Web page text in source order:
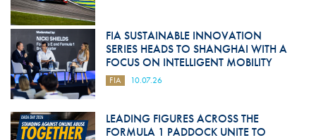
FIA SUSTAINABLE INNOVATION
SERIES HEADS TO SHANGHAI WITH A
FOCUS ON INTELLIGENT MOBILITY
FIA 10.07.26
LEADING FIGURES ACROSS THE
FORMULA 1 PADDOCK UNITE TO